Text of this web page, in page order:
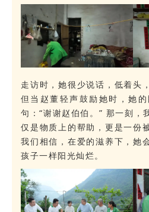
走访时，她很少说话，低着头
但当赵董轻声鼓励她时，她
句：“谢谢赵伯伯。” 那一刻，
仅是物质上的帮助，更是一份
我们相信，在爱的滋养下，她
孩子一样阳光灿烂。